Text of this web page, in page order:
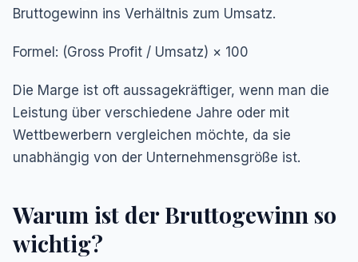
Bruttogewinn ins Verhältnis zum Umsatz.
Formel: (Gross Profit / Umsatz) × 100
Die Marge ist oft aussagekräftiger, wenn man die
Leistung über verschiedene Jahre oder mit
Wettbewerbern vergleichen möchte, da sie
unabhängig von der Unternehmensgröße ist.
Warum ist der Bruttogewinn so
wichtig?